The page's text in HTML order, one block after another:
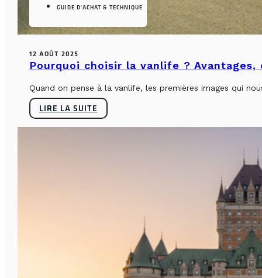
GUIDE D'ACHAT & TECHNIQUE
12 AOÛT 2025
Pourquoi choisir la vanlife ?
Quand on pense à la vanlife, les premières images qui
LIRE LA SUITE